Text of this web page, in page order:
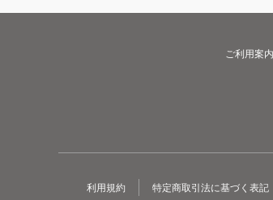
ご利用案内
利用規約 特定商取引法に基づく表記